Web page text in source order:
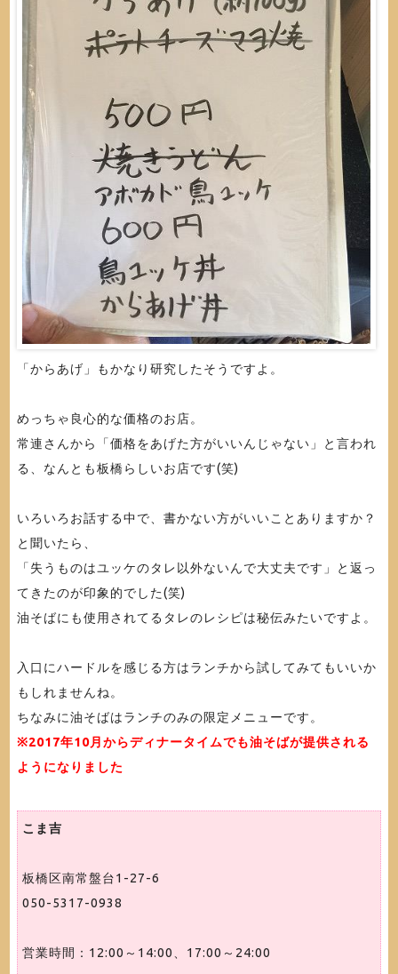
「からあげ」もかなり研究したそうですよ。
めっちゃ良心的な価格のお店。
常連さんから「価格をあげた方がいいんじゃない」と言われ
る、なんとも板橋らしいお店です(笑)
いろいろお話する中で、書かない方がいいことありますか？
と聞いたら、
「失うものはユッケのタレ以外ないんで大丈夫です」と返っ
てきたのが印象的でした(笑)
油そばにも使用されてるタレのレシピは秘伝みたいですよ。
入口にハードルを感じる方はランチから試してみてもいいか
もしれませんね。
ちなみに油そばはランチのみの限定メニューです。
※2017年10月からディナータイムでも油そばが提供される
ようになりました
こま吉
板橋区南常盤台1-27-6
050-5317-0938
営業時間：12:00～14:00、17:00～24:00